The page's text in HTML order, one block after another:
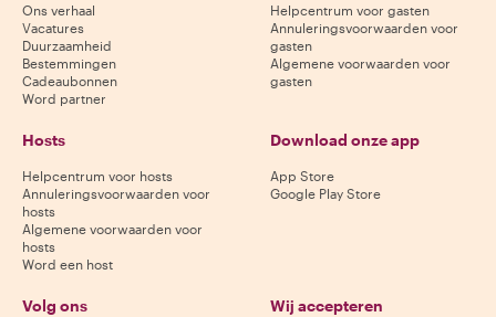
Ons verhaal
Vacatures
Duurzaamheid
Bestemmingen
Cadeaubonnen
Word partner
Helpcentrum voor gasten
Annuleringsvoorwaarden voor
gasten
Algemene voorwaarden voor
gasten
Hosts
Helpcentrum voor hosts
Annuleringsvoorwaarden voor
hosts
Algemene voorwaarden voor
hosts
Word een host
Download onze app
App Store
Google Play Store
Volg ons Wij accepteren